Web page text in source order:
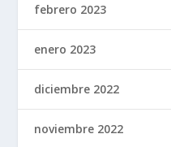
febrero 2023
enero 2023
diciembre 2022
noviembre 2022